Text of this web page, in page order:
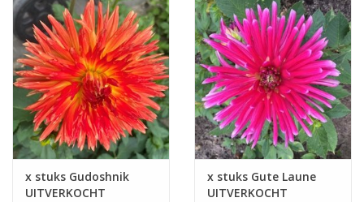
x stuks Gudoshnik
UITVERKOCHT
x stuks Gute Laune
UITVERKOCHT